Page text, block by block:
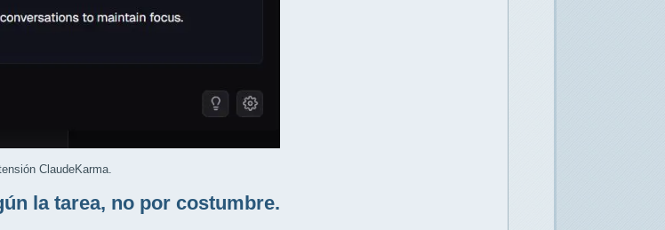
ClaudeKarma.
la tarea, no por costumbre.